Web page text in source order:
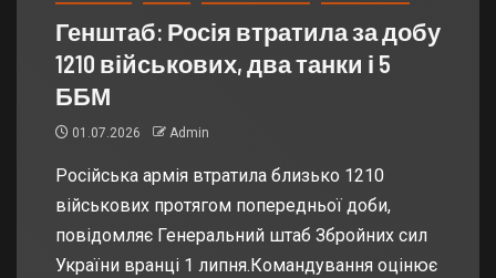
Генштаб: Росія втратила за добу
1210 військових, два танки і 5
ББМ
01.07.2026 Admin
Російська армія втратила близько 1210
військових протягом попередньої доби,
повідомляє Генеральний штаб Збройних сил
України вранці 1 липня.Командування оцінює